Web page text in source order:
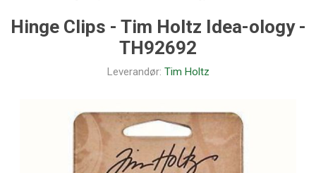
Hinge Clips - Tim Holtz Idea-ology -
TH92692
Leverandør: Tim Holtz